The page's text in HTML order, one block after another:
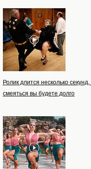
Ролик длится несколько секунд,
смеяться вы будете долго